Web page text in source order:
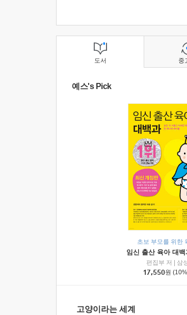
도서
예스's Pick
초보 부모를 위한
임신 출산 육아 대
편집부 저
삼
17,550원 (10%
고양이라는 세계
중